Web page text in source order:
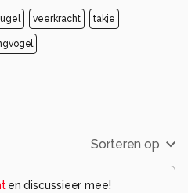
veerkracht takje
Sorteren op
en discussieer mee!